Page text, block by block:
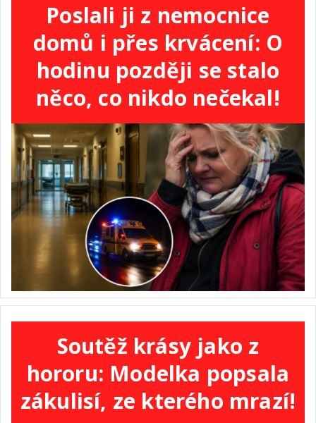
Poslali ji z nemocnice
domů i přes krvácení: O
hodinu později se stalo
něco, co nikdo nečekal!
Soutěž krásy jako z
hororu: Modelka popsala
zákulisí, ze kterého mrazí!